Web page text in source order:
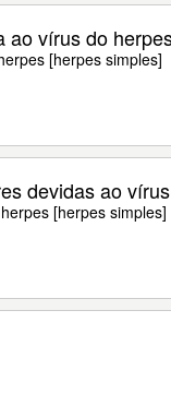
ao vírus do
[herpes simples]
devidas ao
[herpes simples]